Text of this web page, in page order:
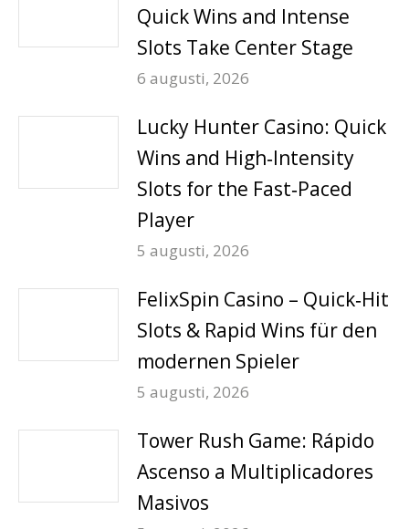
Quick Wins and Intense
Slots Take Center Stage
6 augusti, 2026
Lucky Hunter Casino: Quick
Wins and High‑Intensity
Slots for the Fast‑Paced
Player
5 augusti, 2026
FelixSpin Casino – Quick‑Hit
Slots & Rapid Wins für den
modernen Spieler
5 augusti, 2026
Tower Rush Game: Rápido
Ascenso a Multiplicadores
Masivos